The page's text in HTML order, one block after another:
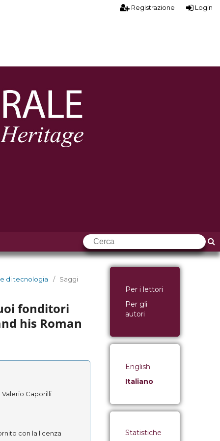
Registrazione Login
e di tecnologia
/ Saggi
fonditori
his Roman
Valerio Caporilli
con la licenza
Per i lettori
Per gli
autori
English
Italiano
Statistiche